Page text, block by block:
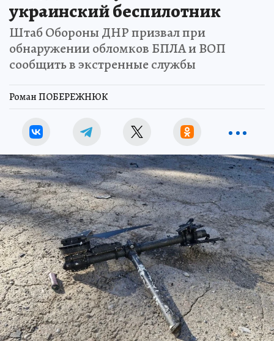
украинский беспилотник
Штаб Обороны ДНР призвал при
обнаружении обломков БПЛА и ВОП
сообщить в экстренные службы
Роман ПОБЕРЕЖНЮК